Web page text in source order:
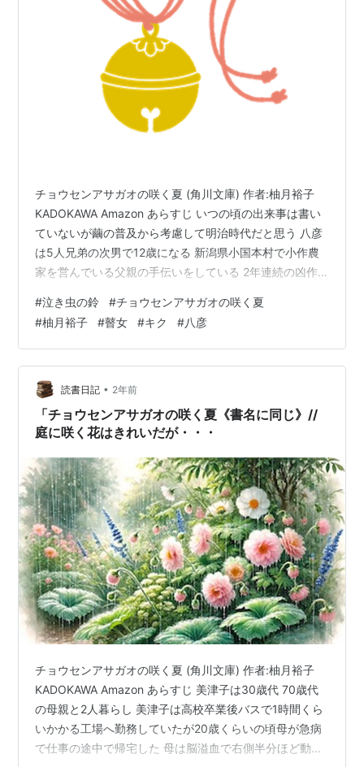
チョウセンアサガオの咲く夏 (角川文庫) 作者:柚月裕子
KADOKAWA Amazon あらすじ いつの頃の出来事は書い
ていないが繭の普及から考慮して明治時代だと思う 八彦
は5人兄弟の次男で12歳になる 新潟県小国本村で小作農
家を営んでいる父親の手伝いをしている 2年連続の凶作
され山形県白鷹村の繭作り豪農に引き取られた 先輩の奉
公人からいじめに遭うことがしばしば 悲しさを紛らわす
ために、夜静まった頃母からもらった鈴を持って近所の
お稲荷さんに行き、チリンチリンという鈴の音を聞くの
が唯一ほっとする時間だ ある日瞽女がこの村に来るとい
う 瞽女とは…
#泣き虫の鈴 #チョウセンアサガオの咲く夏
#柚月裕子 #瞽女 #キク #八彦
読書日記 • 2年前
「チョウセンアサガオの咲く夏《書名に同じ》//
庭に咲く花はきれいだが・・・
チョウセンアサガオの咲く夏 (角川文庫) 作者:柚月裕子
KADOKAWA Amazon あらすじ 美津子は30歳代 70歳代
の母親と2人暮らし 美津子は高校卒業後バスで1時間くら
いかかる工場へ勤務していたが20歳くらいの頃母が急病
で仕事の途中で帰宅した 母は脳溢血で右側半分ほど動か